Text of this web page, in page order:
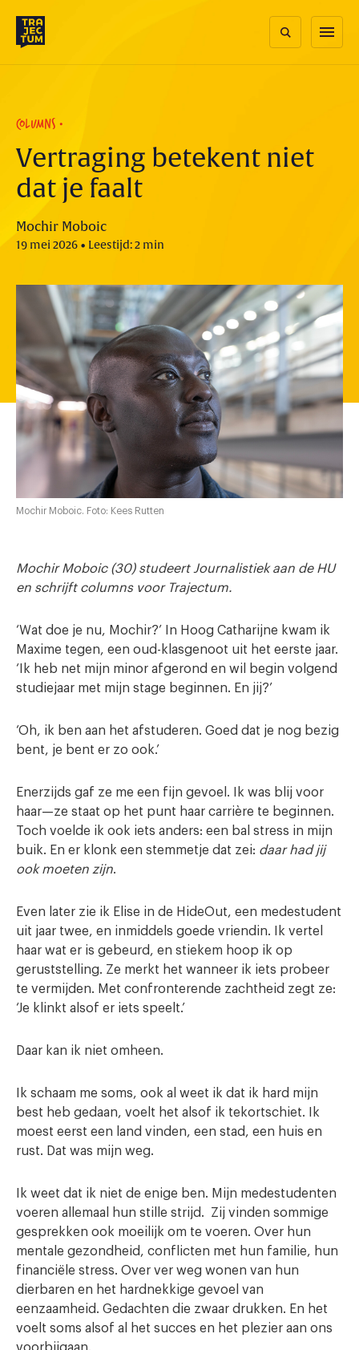
content
menu
COLUMNS
Vertraging betekent niet
dat je faalt
Mochir Moboic
19 mei 2026 • Leestijd: 2 min
Mochir Moboic. Foto: Kees Rutten
Mochir Moboic (30) studeert Journalistiek aan de HU
en schrijft columns voor Trajectum.
‘Wat doe je nu, Mochir?’ In Hoog Catharijne kwam ik
Maxime tegen, een oud-klasgenoot uit het eerste jaar.
‘Ik heb net mijn minor afgerond en wil begin volgend
studiejaar met mijn stage beginnen. En jij?’
‘Oh, ik ben aan het afstuderen. Goed dat je nog bezig
bent, je bent er zo ook.’
Enerzijds gaf ze me een fijn gevoel. Ik was blij voor
haar—ze staat op het punt haar carrière te beginnen.
Toch voelde ik ook iets anders: een bal stress in mijn
buik. En er klonk een stemmetje dat zei: daar had jij
ook moeten zijn.
Even later zie ik Elise in de HideOut, een medestudent
uit jaar twee, en inmiddels goede vriendin. Ik vertel
haar wat er is gebeurd, en stiekem hoop ik op
geruststelling. Ze merkt het wanneer ik iets probeer
te vermijden. Met confronterende zachtheid zegt ze:
‘Je klinkt alsof er iets speelt.’
Daar kan ik niet omheen.
Ik schaam me soms, ook al weet ik dat ik hard mijn
best heb gedaan, voelt het alsof ik tekortschiet. Ik
moest eerst een land vinden, een stad, een huis en
rust. Dat was mijn weg.
Ik weet dat ik niet de enige ben. Mijn medestudenten
voeren allemaal hun stille strijd. Zij vinden sommige
gesprekken ook moeilijk om te voeren. Over hun
mentale gezondheid, conflicten met hun familie, hun
financiële stress. Over ver weg wonen van hun
dierbaren en het hardnekkige gevoel van
eenzaamheid. Gedachten die zwaar drukken. En het
voelt soms alsof al het succes en het plezier aan ons